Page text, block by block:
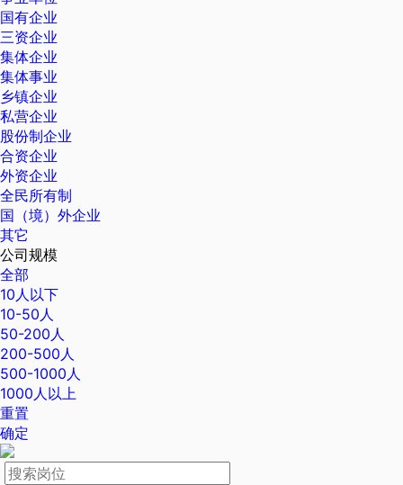
国有企业
三资企业
集体企业
集体事业
乡镇企业
私营企业
股份制企业
合资企业
外资企业
全民所有制
国（境）外企业
其它
公司规模
全部
10人以下
10-50人
50-200人
200-500人
500-1000人
1000人以上
重置
确定